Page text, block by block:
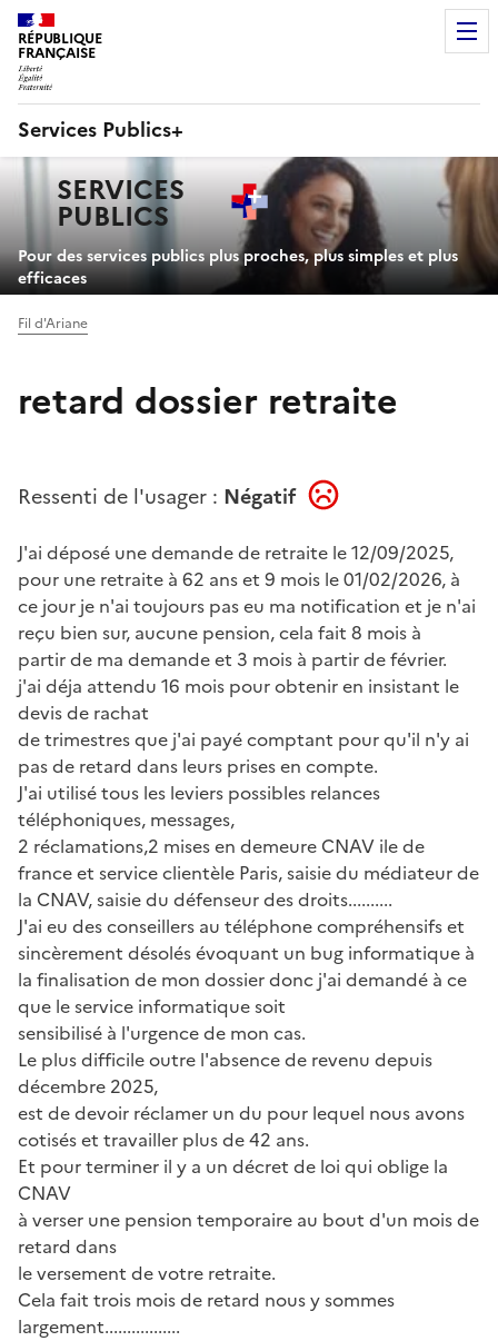
RÉPUBLIQUE
FRANÇAISE
Services Publics+
principaleSERVICES
PUBLICS+
Pour des services publics plus proches, plus simples et plus
efficaces
Fil d'Ariane
retard dossier retraite
Ressenti de l'usager : Négatif
J'ai déposé une demande de retraite le 12/09/2025,
pour une retraite à 62 ans et 9 mois le 01/02/2026, à
ce jour je n'ai toujours pas eu ma notification et je n'ai
reçu bien sur, aucune pension, cela fait 8 mois à
partir de ma demande et 3 mois à partir de février.
j'ai déja attendu 16 mois pour obtenir en insistant le
devis de rachat
de trimestres que j'ai payé comptant pour qu'il n'y ai
pas de retard dans leurs prises en compte.
J'ai utilisé tous les leviers possibles relances
téléphoniques, messages,
2 réclamations,2 mises en demeure CNAV ile de
france et service clientèle Paris, saisie du médiateur de
la CNAV, saisie du défenseur des droits..........
J'ai eu des conseillers au téléphone compréhensifs et
sincèrement désolés évoquant un bug informatique à
la finalisation de mon dossier donc j'ai demandé à ce
que le service informatique soit
sensibilisé à l'urgence de mon cas.
Le plus difficile outre l'absence de revenu depuis
décembre 2025,
est de devoir réclamer un du pour lequel nous avons
cotisés et travailler plus de 42 ans.
Et pour terminer il y a un décret de loi qui oblige la
CNAV
à verser une pension temporaire au bout d'un mois de
retard dans
le versement de votre retraite.
Cela fait trois mois de retard nous y sommes
largement.................